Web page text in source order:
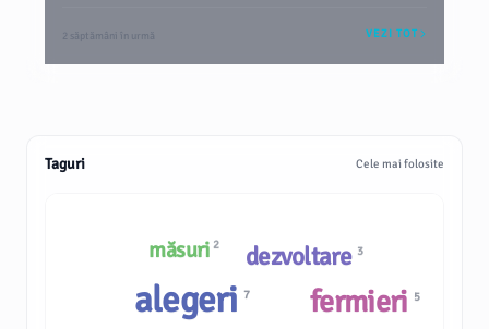
2 săptămâni în urmă VEZI TOT
Taguri Cele mai folosite
dezvoltare 3
măsuri 2
fermieri 5
alegeri7